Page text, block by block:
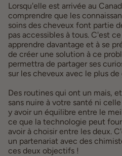
Lorsqu'elle est arrivée au
comprendre que les
soins des cheveux font partie
pas accessibles à tous. C'est
apprendre davantage et à se
de créer une solution à ce
permettra de partager ses
sur les cheveux avec le plus de
Des routines qui ont un mais,
sans nuire à votre santé ni
y avoir un équilibre entre le
ce que la technologie peut
avoir à choisir entre les deux.
un partenariat avec des
ces deux objectifs !